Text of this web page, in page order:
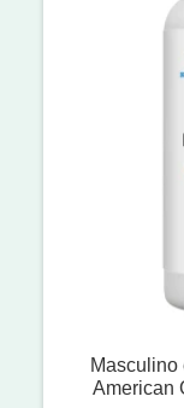
Masculino
American